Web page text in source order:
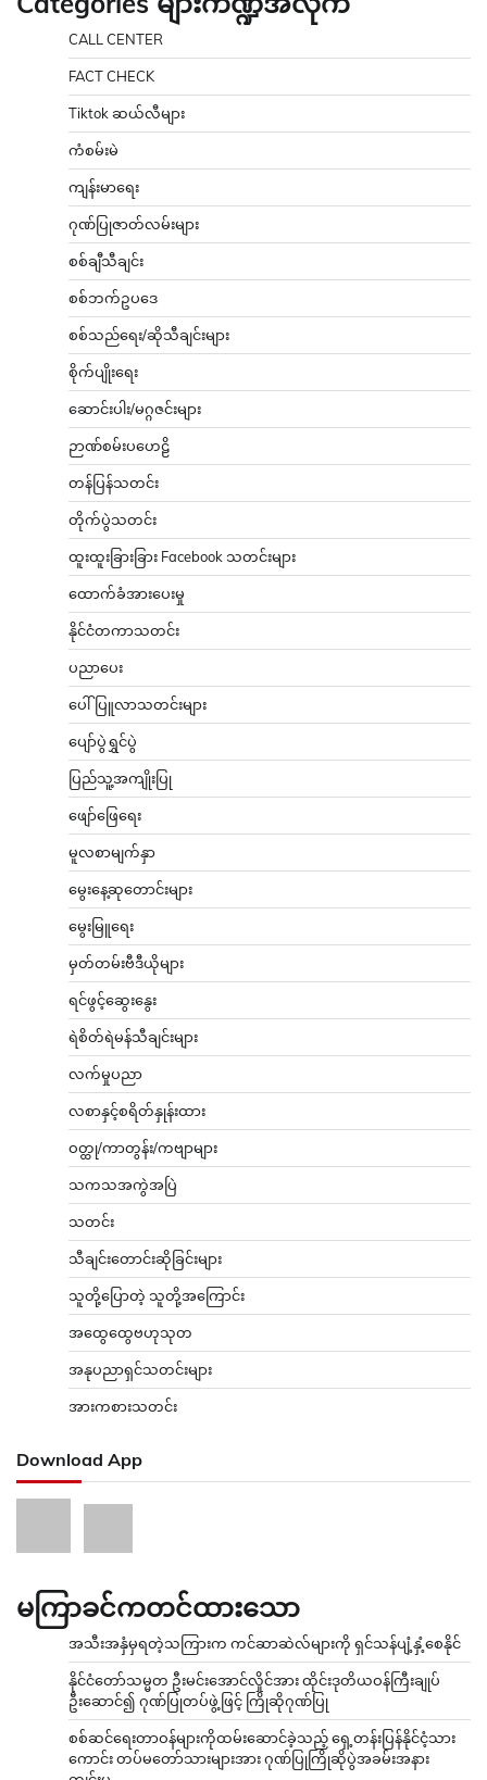
CALL CENTER
FACT CHECK
Tiktok ဆယ်လီများ
ကံစမ်းမဲ
ကျန်းမာရေး
ဂုဏ်ပြုဇာတ်လမ်းများ
စစ်ချီသီချင်း
စစ်ဘက်ဥပဒေ
စစ်သည်ရေး/ဆိုသီချင်းများ
စိုက်ပျိုးရေး
ဆောင်းပါး/မဂ္ဂဇင်းများ
ဉာဏ်စမ်းပဟေဠိ
တန်ပြန်သတင်း
တိုက်ပွဲသတင်း
ထူးထူးခြားခြား Facebook သတင်းများ
ထောက်ခံအားပေးမှု
နိုင်ငံတကာသတင်း
ပညာပေး
ပေါ်ပြူလာသတင်းများ
ပျော်ပွဲရွှင်ပွဲ
ပြည်သူ့အကျိုးပြု
ဖျော်ဖြေရေး
မူလစာမျက်နှာ
မွေးနေ့ဆုတောင်းများ
မွေးမြူရေး
မှတ်တမ်းဗီဒီယိုများ
ရင်ဖွင့်ဆွေးနွေး
ရဲစိတ်ရဲမန်သီချင်းများ
လက်မှုပညာ
လစာနှင့်စရိတ်နှုန်းထား
ဝတ္ထု/ကာတွန်း/ကဗျာများ
သကသအကွဲအပြဲ
သတင်း
သီချင်းတောင်းဆိုခြင်းများ
သူတို့ပြောတဲ့ သူတို့အကြောင်း
အထွေထွေဗဟုသုတ
အနုပညာရှင်သတင်းများ
အားကစားသတင်း
Download App
မကြာခင်ကတင်ထားသော
အသီးအနှံမှရတဲ့သကြားက ကင်ဆာဆဲလ်များကို ရှင်သန်ပျံ့နှံ့စေနိုင်
နိုင်ငံတော်သမ္မတ ဦးမင်းအောင်လှိုင်အား ထိုင်းဒုတိယဝန်ကြီးချုပ်
ဦးဆောင်၍ ဂုဏ်ပြုတပ်ဖွဲ့ဖြင့် ကြိုဆိုဂုဏ်ပြု
စစ်ဆင်ရေးတာဝန်များကိုထမ်းဆောင်ခဲ့သည့် ရှေ့တန်းပြန်နိုင်ငံ့သား
ကောင်း တပ်မတော်သားများအား ဂုဏ်ပြုကြိုဆိုပွဲအခမ်းအနား